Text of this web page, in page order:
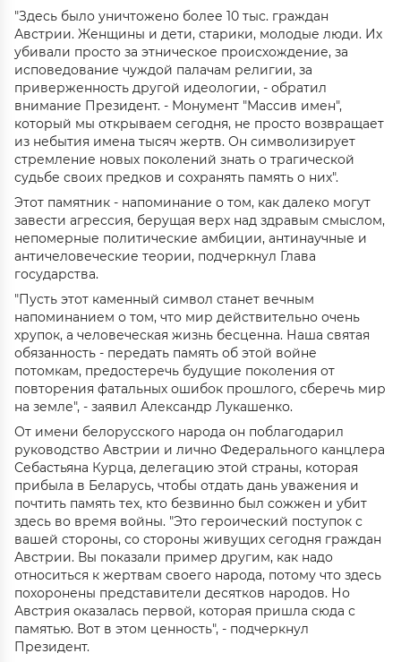
"Здесь было уничтожено более 10 тыс. граждан
Австрии. Женщины и дети, старики, молодые люди. Их
убивали просто за этническое происхождение, за
исповедование чуждой палачам религии, за
приверженность другой идеологии, - обратил
внимание Президент. - Монумент "Массив имен",
который мы открываем сегодня, не просто возвращает
из небытия имена тысяч жертв. Он символизирует
стремление новых поколений знать о трагической
судьбе своих предков и сохранять память о них".
Этот памятник - напоминание о том, как далеко могут
завести агрессия, берущая верх над здравым смыслом,
непомерные политические амбиции, антинаучные и
античеловеческие теории, подчеркнул Глава
государства.
"Пусть этот каменный символ станет вечным
напоминанием о том, что мир действительно очень
хрупок, а человеческая жизнь бесценна. Наша святая
обязанность - передать память об этой войне
потомкам, предостеречь будущие поколения от
повторения фатальных ошибок прошлого, сберечь мир
на земле", - заявил Александр Лукашенко.
От имени белорусского народа он поблагодарил
руководство Австрии и лично Федерального канцлера
Себастьяна Курца, делегацию этой страны, которая
прибыла в Беларусь, чтобы отдать дань уважения и
почтить память тех, кто безвинно был сожжен и убит
здесь во время войны. "Это героический поступок с
вашей стороны, со стороны живущих сегодня граждан
Австрии. Вы показали пример другим, как надо
относиться к жертвам своего народа, потому что здесь
похоронены представители десятков народов. Но
Австрия оказалась первой, которая пришла сюда с
памятью. Вот в этом ценность", - подчеркнул
Президент.